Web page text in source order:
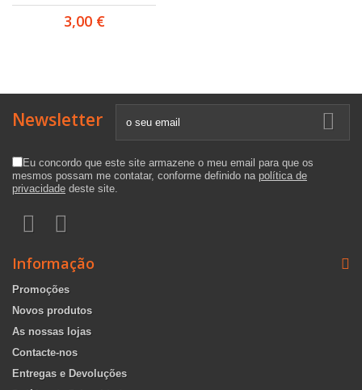
3,00 €
Newsletter
Eu concordo que este site armazene o meu email para que os
mesmos possam me contatar, conforme definido na política de
privacidade deste site.
Informação
Promoções
Novos produtos
As nossas lojas
Contacte-nos
Entregas e Devoluções